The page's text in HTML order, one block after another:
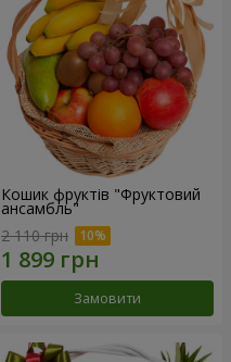
Кошик фруктів "Фруктовий
ансамбль"
2 110 грн
Замовити